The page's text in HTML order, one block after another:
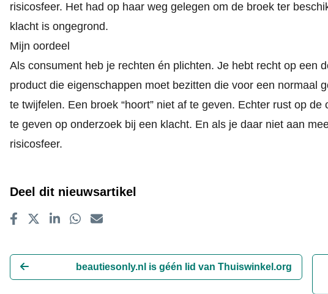
risicosfeer. Het had op haar weg gelegen om de broek ter
klacht is ongegrond.
Mijn oordeel
Als consument heb je rechten én plichten. Je hebt recht op een
product die eigenschappen moet bezitten die voor een normaal
te twijfelen. Een broek “hoort” niet af te geven. Echter rust op
te geven op onderzoek bij een klacht. En als je daar niet aan
risicosfeer.
Deel dit nieuwsartikel
beautiesonly.nl is géén lid van Thuiswinkel.org